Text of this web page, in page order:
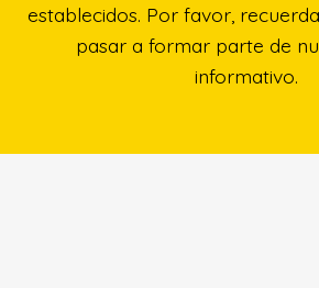
establecidos. Por favor,
pasar a formar parte de
informativo.